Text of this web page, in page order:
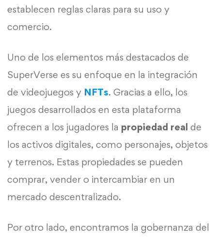
establecen reglas claras para su uso y
comercio.
Uno de los elementos más destacados de
SuperVerse es su enfoque en la integración
de videojuegos y NFTs. Gracias a ello, los
juegos desarrollados en esta plataforma
ofrecen a los jugadores la propiedad real de
los activos digitales, como personajes, objetos
y terrenos. Estas propiedades se pueden
comprar, vender o intercambiar en un
mercado descentralizado.
Por otro lado, encontramos la gobernanza del